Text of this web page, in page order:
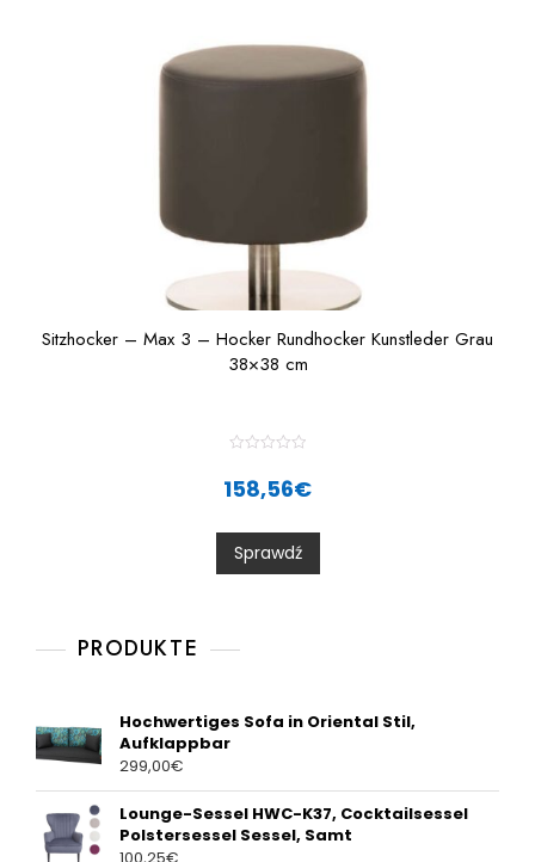
5
Sitzhocker – Max 3 – Hocker Rundhocker Kunstleder Grau
38×38 cm
0
o
u
t
158,56€
Sprawdź
PRODUKTE
Hochwertiges Sofa in Oriental Stil,
Aufklappbar
299,00€
Lounge-Sessel HWC-K37, Cocktailsessel
Polstersessel Sessel, Samt